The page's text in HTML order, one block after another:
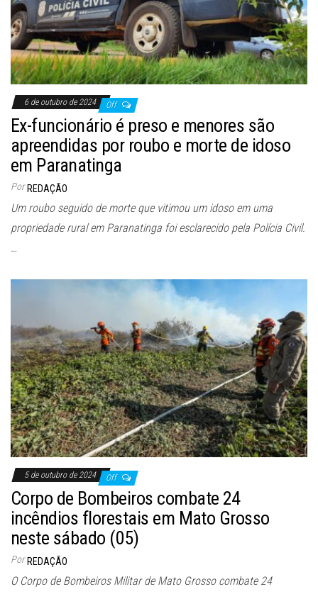
6 de outubro de 2024 Off
Ex-funcionário é preso e menores são
apreendidas por roubo e morte de idoso
em Paranatinga
Por REDAÇÃO
Um roubo seguido de morte que vitimou um idoso em uma
propriedade rural em Paranatinga foi esclarecido pela Polícia Civil.
…
5 de outubro de 2024 Off
Corpo de Bombeiros combate 24
incêndios florestais em Mato Grosso
neste sábado (05)
Por REDAÇÃO
O Corpo de Bombeiros Militar de Mato Grosso combate 24